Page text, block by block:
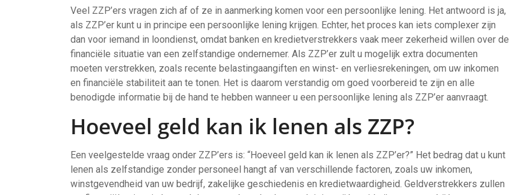
Veel ZZP’ers vragen zich af of ze in aanmerking komen voor een persoonlijke lening. Het antwoord is ja,
als ZZP’er kunt u in principe een persoonlijke lening krijgen. Echter, het proces kan iets complexer zijn
dan voor iemand in loondienst, omdat banken en kredietverstrekkers vaak meer zekerheid willen over de
financiële situatie van een zelfstandige ondernemer. Als ZZP’er zult u mogelijk extra documenten
moeten verstrekken, zoals recente belastingaangiften en winst- en verliesrekeningen, om uw inkomen
en financiële stabiliteit aan te tonen. Het is daarom verstandig om goed voorbereid te zijn en alle
benodigde informatie bij de hand te hebben wanneer u een persoonlijke lening als ZZP’er aanvraagt.
Hoeveel geld kan ik lenen als ZZP?
Een veelgestelde vraag onder ZZP’ers is: “Hoeveel geld kan ik lenen als ZZP’er?” Het bedrag dat u kunt
lenen als zelfstandige zonder personeel hangt af van verschillende factoren, zoals uw inkomen,
winstgevendheid van uw bedrijf, zakelijke geschiedenis en kredietwaardigheid. Geldverstrekkers zullen